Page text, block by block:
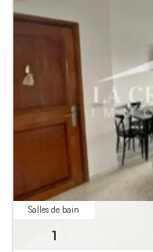
Salles de bain
1